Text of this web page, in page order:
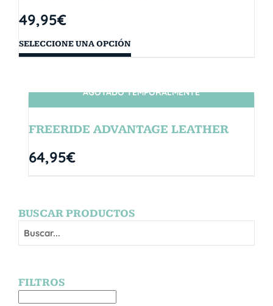
49,95€
SELECCIONE UNA OPCIÓN
SIN STOCK
AGOTADO TEMPORALMENTE
FREERIDE ADVANTAGE LEATHER
64,95€
BUSCAR PRODUCTOS
FILTROS